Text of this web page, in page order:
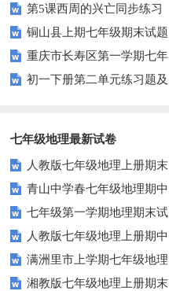
习题全套
第5课西周的兴亡同步练习
1（川教版七上）
铜山县上期七年级期末试题
重庆市长寿区第一学期七年
级历史期末考试题
初一下册第二单元练习题及
七年级地理最新试卷
人教版七年级地理上册期末
考试试卷
青山中学春七年级地理期中
试题及答案
七年级第一学期地理期末试
题及答案
人教版七年级地理上册期中
试卷满洲里市上学期七年级地理
期末试题及答案
湘教版七年级地理上册期末